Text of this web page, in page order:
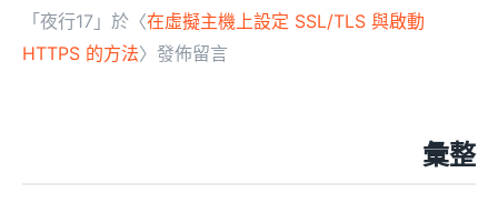
「 夜行17 」於〈在虛擬主機上設定 SSL/TLS 與啟動
HTTPS 的方法〉發佈留言
彙整